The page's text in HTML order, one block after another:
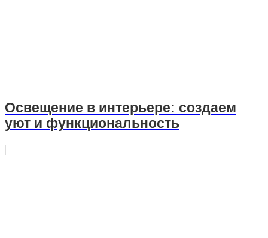
Освещение в интерьере: создаем
уют и функциональность